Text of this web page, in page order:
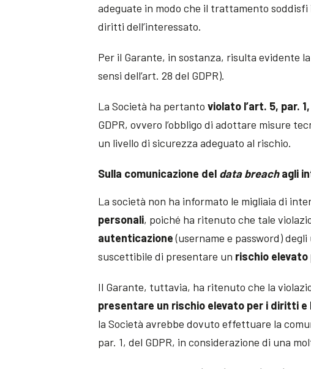
adeguate in modo che il trattamento
diritti dell’interessato.
Per il Garante, in sostanza, risulta evidente la
sensi dell’art. 28 del GDPR).
La Società ha pertantoviolato l’art. 5, par.
GDPR, ovvero l’obbligo di adottare misure
un livello di sicurezza adeguato al rischio.
Sulla comunicazione del data breachagli
La società non ha informato le migliaia di
personali, poiché ha ritenuto che tale
autenticazione(username e password)
suscettibile di presentare un rischio
Il Garante, tuttavia, ha ritenuto che la
presentare un rischio elevato per i diritti
la Società avrebbe dovuto effettuare la
par. 1, del GDPR, in considerazione di una